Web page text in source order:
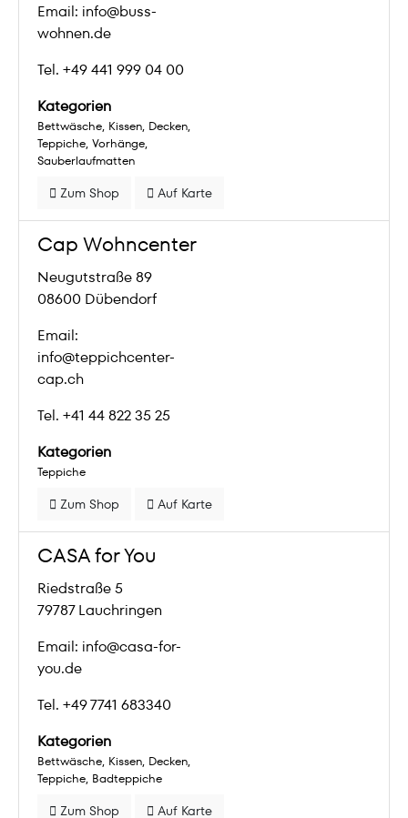
Email: info@buss-
wohnen.de
Tel. +49 441 999 04 00
Kategorien
Bettwäsche Kissen Decken
Teppiche Vorhänge
Sauberlaufmatten
Zum Shop Auf Karte
Cap Wohncenter
Neugutstraße 89
08600 Dübendorf
Email:
info@teppichcenter-
cap.ch
Tel. +41 44 822 35 25
Kategorien
Teppiche
Zum Shop Auf Karte
CASA for You
Riedstraße 5
79787 Lauchringen
Email: info@casa-for-
you.de
Tel. +49 7741 683340
Kategorien
Bettwäsche Kissen Decken
Teppiche Badteppiche
Zum Shop Auf Karte